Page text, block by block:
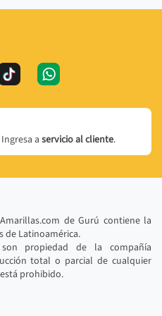
aservicio al cliente.
de Gurú contiene la
de Latinoamérica.
propiedad de la compañía
total o parcial de cualquier
prohibido.